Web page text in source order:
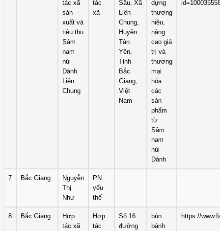
tác xã
sản
xuất và
tiêu thụ
Sâm
nam
núi
Dành
Liên
Chung
tác
xã
Sấu, Xã
Liên
Chung,
Huyện
Tân
Yên,
Tỉnh
Bắc
Giang,
Việt
Nam
dựng
thương
hiệu,
nâng
cao giá
trị và
thương
mại
hóa
các
sản
phẩm
từ
Sâm
nam
núi
Dành
7 Bắc Giang
Nguyễn
Thị
Như
PN
yếu
thế
8 Bắc Giang
Hợp
tác xã
Hợp
tác
Số 16
đường
bún
bánh
https://